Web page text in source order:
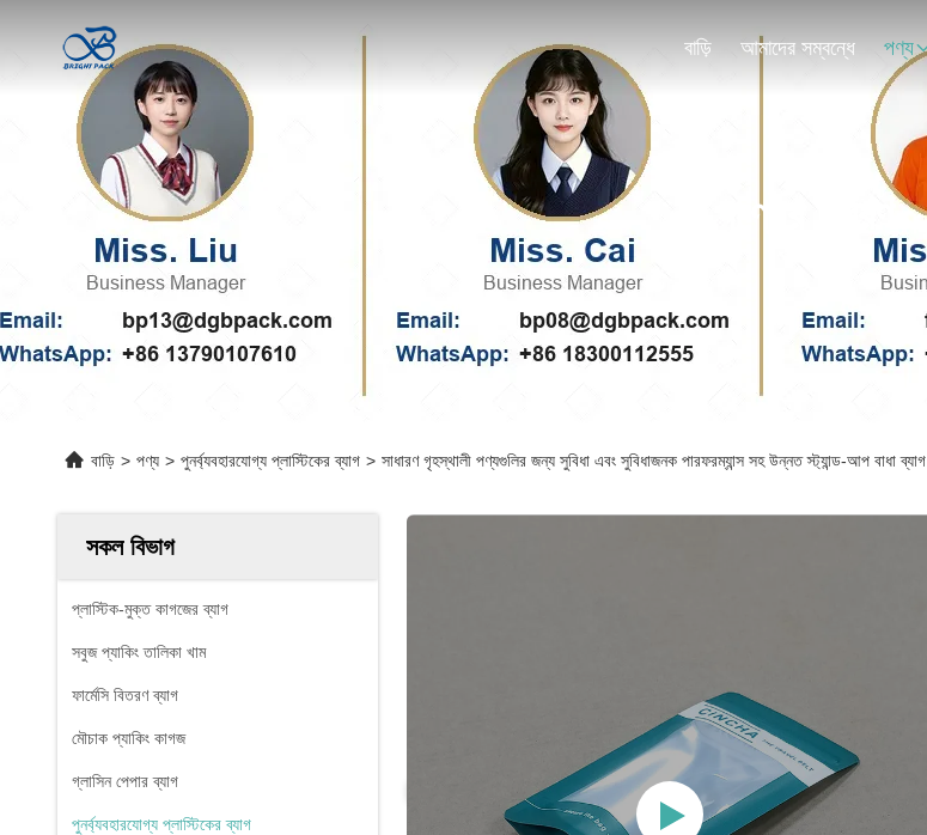
বাড়ি আমাদের সম্বন্ধে পণ্য
পণ্যের বিবরণ
বাড়ি > পণ্য > পুনর্ব্যবহারযোগ্য প্লাস্টিকের ব্যাগ > সাধারণ গৃহস্থালী পণ্যগুলির জন্য সুবিধা এবং সুবিধাজনক পারফরম্যান্স সহ উন্নত স্ট্যান্ড-আপ বাধা ব্যাগ
সকল বিভাগ
প্লাস্টিক-মুক্ত কাগজের ব্যাগ
সবুজ প্যাকিং তালিকা খাম
ফার্মেসি বিতরণ ব্যাগ
মৌচাক প্যাকিং কাগজ
গ্লাসিন পেপার ব্যাগ
পুনর্ব্যবহারযোগ্য প্লাস্টিকের ব্যাগ